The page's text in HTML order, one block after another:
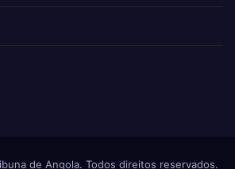
de Angola. Todos direitos reservados.